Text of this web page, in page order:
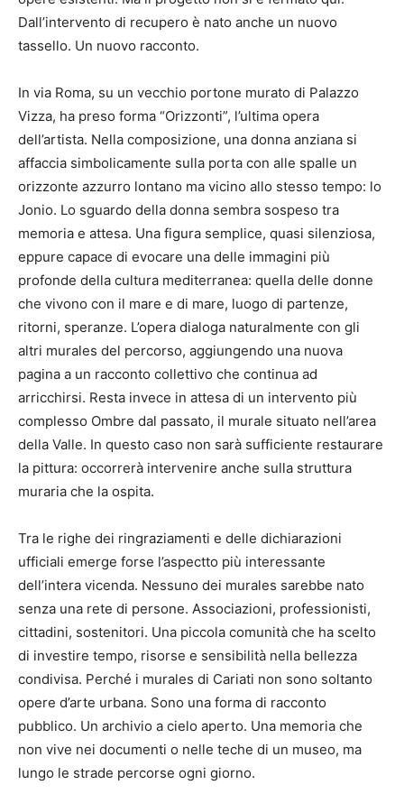
Dall’intervento di recupero è nato anche un nuovo
tassello. Un nuovo racconto.
In via Roma, su un vecchio portone murato di Palazzo
Vizza, ha preso forma “Orizzonti”, l’ultima opera
dell’artista. Nella composizione, una donna anziana si
affaccia simbolicamente sulla porta con alle spalle un
orizzonte azzurro lontano ma vicino allo stesso tempo: lo
Jonio. Lo sguardo della donna sembra sospeso tra
memoria e attesa. Una figura semplice, quasi silenziosa,
eppure capace di evocare una delle immagini più
profonde della cultura mediterranea: quella delle donne
che vivono con il mare e di mare, luogo di partenze,
ritorni, speranze. L’opera dialoga naturalmente con gli
altri murales del percorso, aggiungendo una nuova
pagina a un racconto collettivo che continua ad
arricchirsi. Resta invece in attesa di un intervento più
complesso Ombre dal passato, il murale situato nell’area
della Valle. In questo caso non sarà sufficiente restaurare
la pittura: occorrerà intervenire anche sulla struttura
muraria che la ospita.
Tra le righe dei ringraziamenti e delle dichiarazioni
ufficiali emerge forse l’aspectto più interessante
dell’intera vicenda. Nessuno dei murales sarebbe nato
senza una rete di persone. Associazioni, professionisti,
cittadini, sostenitori. Una piccola comunità che ha scelto
di investire tempo, risorse e sensibilità nella bellezza
condivisa. Perché i murales di Cariati non sono soltanto
opere d’arte urbana. Sono una forma di racconto
pubblico. Un archivio a cielo aperto. Una memoria che
non vive nei documenti o nelle teche di un museo, ma
lungo le strade percorse ogni giorno.